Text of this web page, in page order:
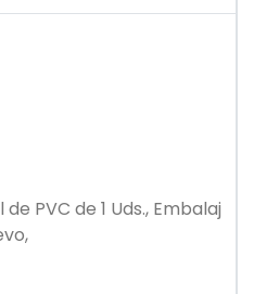
PVC de 1 Uds., Embalaj